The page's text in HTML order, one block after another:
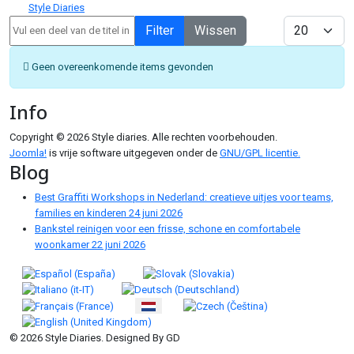
Style Diaries
Filter Wissen
Toon #
Informatie
Geen overeenkomende items gevonden
Info
Copyright © 2026 Style diaries. Alle rechten voorbehouden.
Joomla! is vrije software uitgegeven onder de GNU/GPL licentie.
Blog
Best Graffiti Workshops in Nederland: creatieve uitjes voor teams,
families en kinderen 24 juni 2026
Bankstel reinigen voor een frisse, schone en comfortabele
woonkamer22 juni 2026
Selecteer de taal
© 2026 Style Diaries. Designed By GD